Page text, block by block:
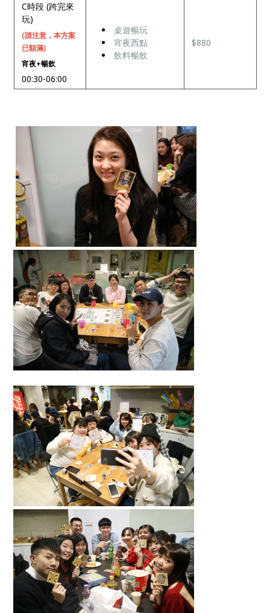
C時段 (跨完來
玩)
(請注意，本方案
已額滿)
宵夜+暢飲
00:30-06:00
桌遊暢玩
宵夜西點
飲料暢飲
$880